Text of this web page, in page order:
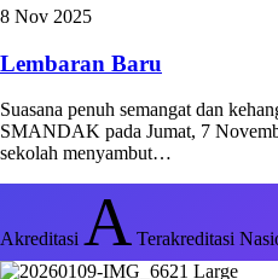
8 Nov 2025
Lembaran Baru
Suasana penuh semangat dan
SMANDAK pada Jumat, 7
sekolah menyambut…
Akreditasi A Terakreditasi